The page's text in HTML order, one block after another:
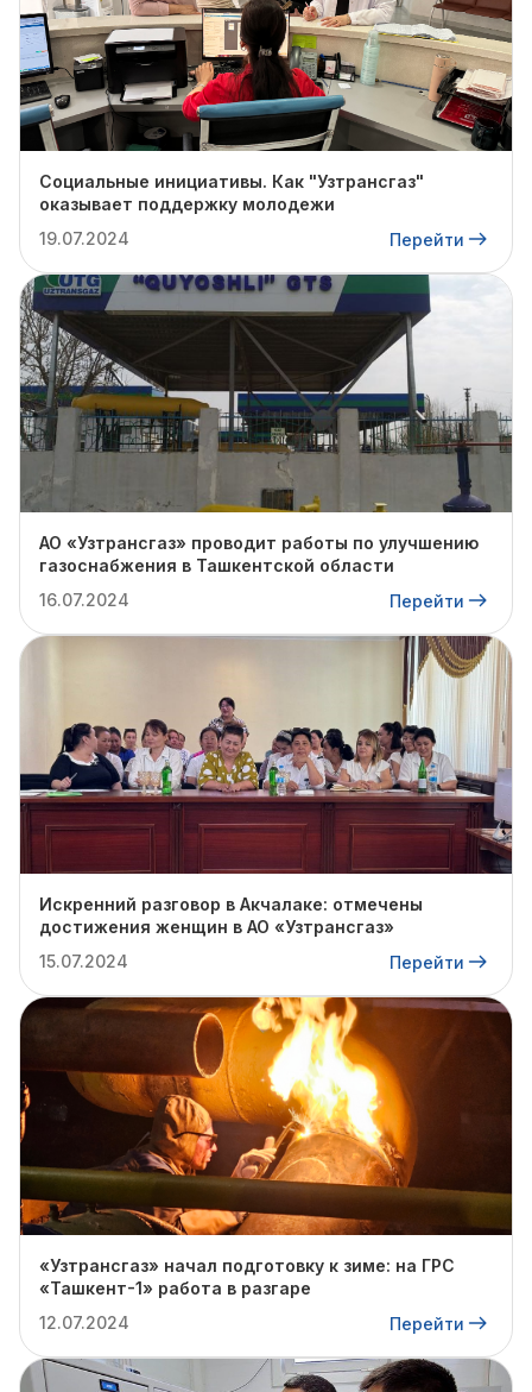
Социальные инициативы. Как "Узтрансгаз"
оказывает поддержку молодежи
19.07.2024
Перейти
АО «Узтрансгаз» проводит работы по улучшению
газоснабжения в Ташкентской области
16.07.2024
Перейти
Искренний разговор в Акчалаке: отмечены
достижения женщин в АО «Узтрансгаз»
15.07.2024
Перейти
«Узтрансгаз» начал подготовку к зиме: на ГРС
«Ташкент-1» работа в разгаре
12.07.2024
Перейти